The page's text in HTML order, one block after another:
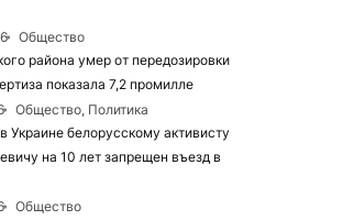
Общество
района умер от передозировки
показала 7,2 промилле
Общество, Политика
белорусскому активисту
на 10 лет запрещен въезд в
Общество